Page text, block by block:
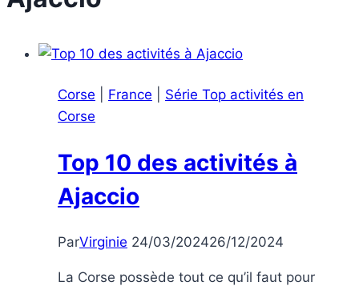
Corse France
Série Top activités en
Corse
Top 10 des activités à
Ajaccio
ParVirginie 24/03/202426/12/2024
La Corse possède tout ce qu’il faut pour